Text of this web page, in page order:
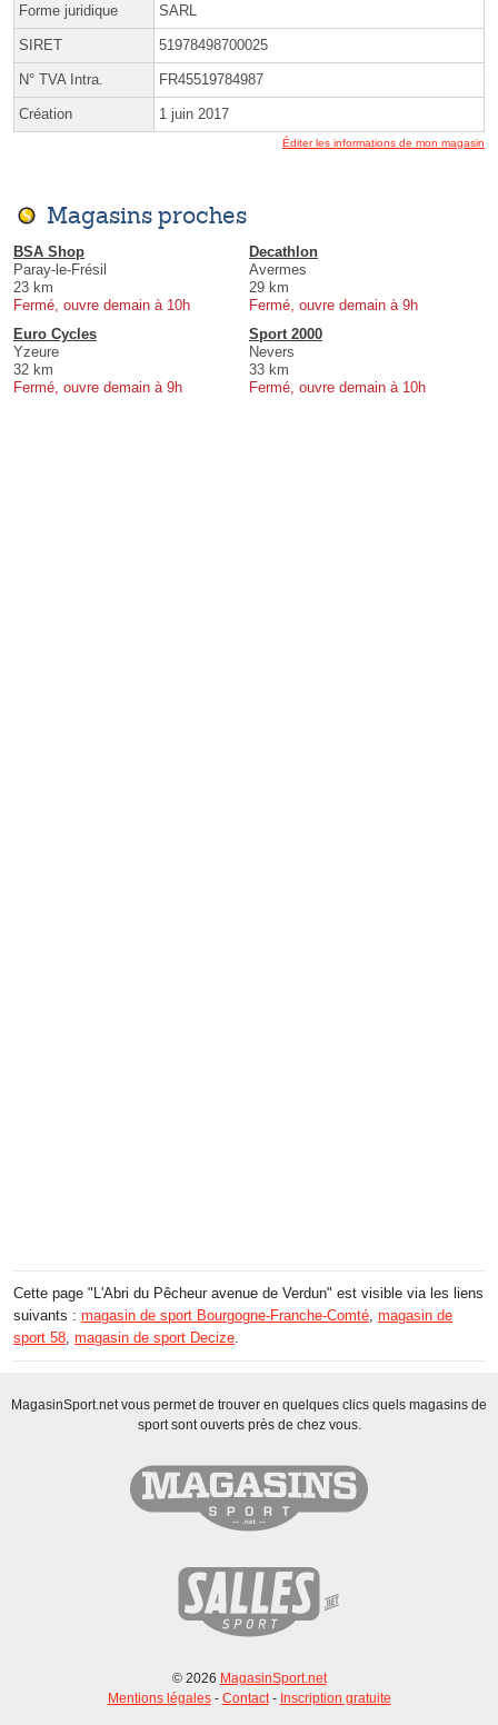
Forme juridique SARL
SIRET 51978498700025
N° TVA Intra. FR45519784987
Création 1 juin 2017
Éditer les informations de mon magasin
Magasins proches
BSA Shop
Paray-le-Frésil
23 km
Fermé, ouvre demain à 10h
Decathlon
Avermes
29 km
Fermé, ouvre demain à 9h
Euro Cycles
Yzeure
32 km
Fermé, ouvre demain à 9h
Sport 2000
Nevers
33 km
Fermé, ouvre demain à 10h
Cette page "L'Abri du Pêcheur avenue de Verdun" est visible via les liens
suivants : magasin de sport Bourgogne-Franche-Comté magasin de
sport 58 magasin de sport Decize
MagasinSport.net vous permet de trouver en quelques clics quels magasins de
sport sont ouverts près de chez vous.
© 2026 MagasinSport.net
Mentions légales- Contact- Inscription gratuite